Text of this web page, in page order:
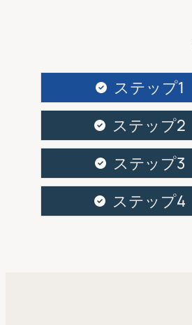
ステップ1
ステップ2
ステップ3
ステップ4